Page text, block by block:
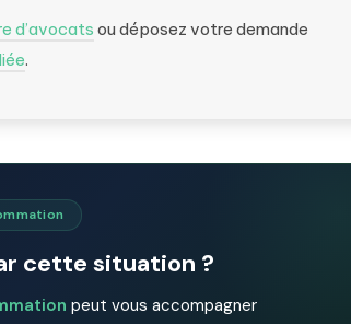
d’avocats ou déposez votre demande
.
cette situation ?
peut vous accompagner